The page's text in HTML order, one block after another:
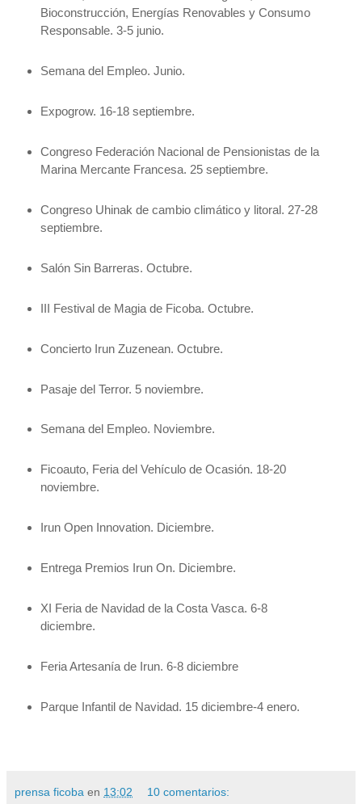
Bioconstrucción, Energías Renovables y Consumo
Responsable. 3-5 junio.
Semana del Empleo. Junio.
Expogrow. 16-18 septiembre.
Congreso Federación Nacional de Pensionistas de la
MarinaMercanteFrancesa. 25 septiembre.
Congreso Uhinak de cambio climático y litoral. 27-28
septiembre.
Salón Sin Barreras. Octubre.
III Festival de Magia de Ficoba. Octubre.
Concierto Irun Zuzenean. Octubre.
Pasaje del Terror. 5 noviembre.
Semana del Empleo. Noviembre.
Ficoauto, Feria del Vehículo de Ocasión. 18-20
noviembre.
Irun Open Innovation. Diciembre.
Entrega Premios Irun On. Diciembre.
XI Feria de Navidad de la CostaVasca. 6-8
diciembre.
Feria Artesanía de Irun. 6-8 diciembre
Parque Infantil de Navidad. 15 diciembre-4 enero.
prensa ficoba en 13:02 10 comentarios: